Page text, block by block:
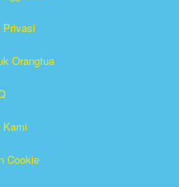
Privasi
Orangtua
Kami
Cookie